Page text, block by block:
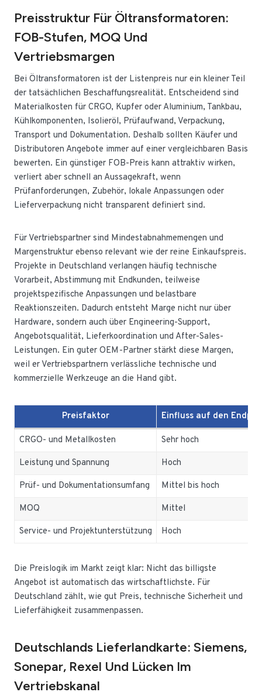
Preisstruktur Für Öltransformatoren:
FOB-Stufen, MOQ Und
Vertriebsmargen
Bei Öltransformatoren ist der Listenpreis nur ein kleiner Teil
der tatsächlichen Beschaffungsrealität. Entscheidend sind
Materialkosten für CRGO, Kupfer oder Aluminium, Tankbau,
Kühlkomponenten, Isolieröl, Prüfaufwand, Verpackung,
Transport und Dokumentation. Deshalb sollten Käufer und
Distributoren Angebote immer auf einer vergleichbaren Basis
bewerten. Ein günstiger FOB-Preis kann attraktiv wirken,
verliert aber schnell an Aussagekraft, wenn
Prüfanforderungen, Zubehör, lokale Anpassungen oder
Lieferverpackung nicht transparent definiert sind.
Für Vertriebspartner sind Mindestabnahmemengen und
Margenstruktur ebenso relevant wie der reine Einkaufspreis.
Projekte in Deutschland verlangen häufig technische
Vorarbeit, Abstimmung mit Endkunden, teilweise
projektspezifische Anpassungen und belastbare
Reaktionszeiten. Dadurch entsteht Marge nicht nur über
Hardware, sondern auch über Engineering-Support,
Angebotsqualität, Lieferkoordination und After-Sales-
Leistungen. Ein guter OEM-Partner stärkt diese Margen,
weil er Vertriebspartnern verlässliche technische und
kommerzielle Werkzeuge an die Hand gibt.
Preisfaktor Einfluss auf den
CRGO- und Metallkosten Sehr hoch
Leistung und Spannung Hoch
Prüf- und Dokumentationsumfang Mittel bis hoch
MOQ Mittel
Service- und Projektunterstützung Hoch
Die Preislogik im Markt zeigt klar: Nicht das billigste
Angebot ist automatisch das wirtschaftlichste. Für
Deutschland zählt, wie gut Preis, technische Sicherheit und
Lieferfähigkeit zusammenpassen.
Deutschlands Lieferlandkarte: Siemens,
Sonepar, Rexel Und Lücken Im
Vertriebskanal